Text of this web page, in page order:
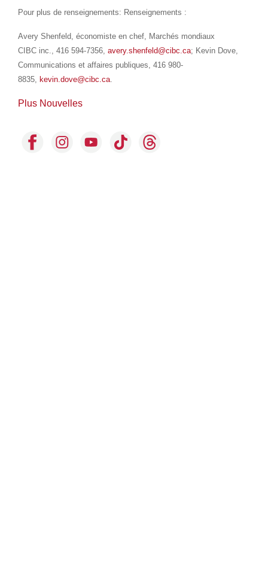
Pour plus de renseignements: Renseignements :
Avery Shenfeld, économiste en chef, Marchés mondiaux
CIBC inc., 416 594-7356,avery.shenfeld@cibc.ca; Kevin Dove,
Communications et affaires publiques, 416 980-
8835, kevin.dove@cibc.ca.
Plus Nouvelles